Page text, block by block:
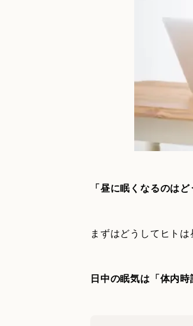
「昼に眠くなるのは
まずはどうしてヒト
日中の眠気は「体内